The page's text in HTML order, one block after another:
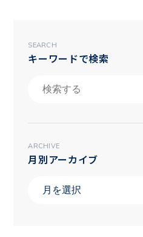
SEARCH
キーワードで検索
ARCHIVE
月別アーカイブ